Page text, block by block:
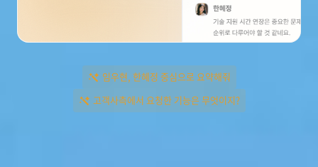
임우현, 한혜정 중심으로 요약해줘
고객사측에서 요청한 기능은 무엇이지?